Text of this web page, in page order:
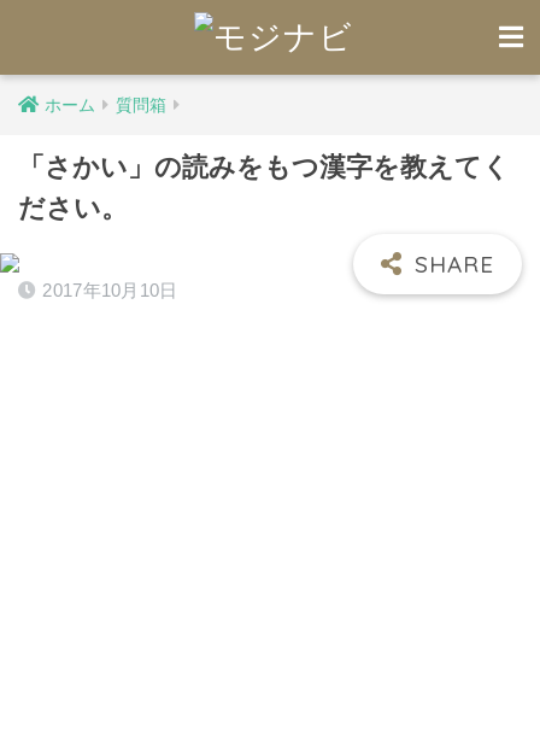
ホーム 質問箱
「さかい」の読みをもつ漢字を教えてく
ださい。
2017年10月10日